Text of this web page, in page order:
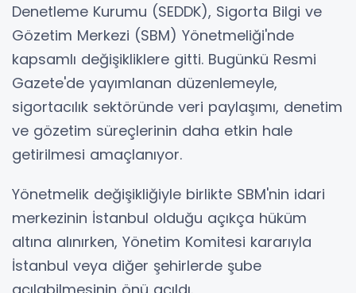
Denetleme Kurumu (SEDDK), Sigorta Bilgi ve
Gözetim Merkezi (SBM) Yönetmeliği'nde
kapsamlı değişikliklere gitti. Bugünkü Resmi
Gazete'de yayımlanan düzenlemeyle,
sigortacılık sektöründe veri paylaşımı, denetim
ve gözetim süreçlerinin daha etkin hale
getirilmesi amaçlanıyor.
Yönetmelik değişikliğiyle birlikte SBM'nin idari
merkezinin İstanbul olduğu açıkça hüküm
altına alınırken, Yönetim Komitesi kararıyla
İstanbul veya diğer şehirlerde şube